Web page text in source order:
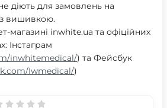
діють для замовлень на
вишивкою.
магазині inwhite.ua та офіційних
Інстаграм
inwhitemedical/) та Фейсбук
Iwmedical/)